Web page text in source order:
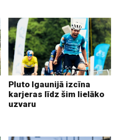
Pluto Igaunijā izcīna
karjeras līdz šim lielāko
uzvaru